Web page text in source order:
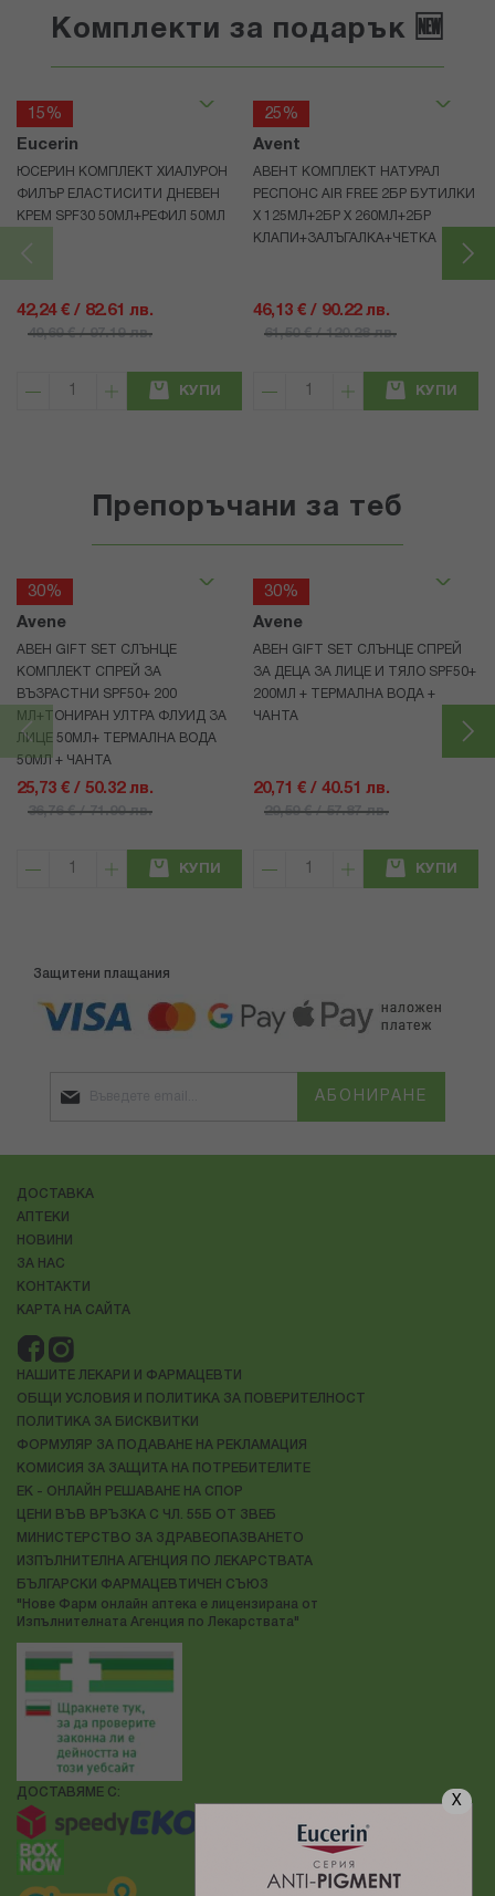
X
Комплекти за подарък 🆕
15%
Eucerin
ЮСЕРИН КОМПЛЕКТ ХИАЛУРОН
ФИЛЪР ЕЛАСТИСИТИ ДНЕВЕН
КРЕМ SPF30 50МЛ+РЕФИЛ 50МЛ
42,24 € / 82.61 лв.
49,69 € / 97.19 лв.
КУПИ
25%
Avent
АВЕНТ КОМПЛЕКТ НАТУРАЛ
РЕСПОНС AIR FREE 2БР БУТИЛКИ
Х 125МЛ+2БР Х 260МЛ+2БР
КЛАПИ+ЗАЛЪГАЛКА+ЧЕТКА
46,13 € / 90.22 лв.
61,50 € / 120.28 лв.
КУПИ
Препоръчани за теб
30%
Avene
АВЕН GIFT SET СЛЪНЦЕ
КОМПЛЕКТ СПРЕЙ ЗА
ВЪЗРАСТНИ SPF50+ 200
МЛ+ТОНИРАН УЛТРА ФЛУИД ЗА
ЛИЦЕ 50МЛ+ ТЕРМАЛНА ВОДА
50МЛ + ЧАНТА
25,73 € / 50.32 лв.
36,76 € / 71.90 лв.
КУПИ
30%
Avene
АВЕН GIFT SET СЛЪНЦЕ СПРЕЙ
ЗА ДЕЦА ЗА ЛИЦЕ И ТЯЛО SPF50+
200МЛ + ТЕРМАЛНА ВОДА +
ЧАНТА
20,71 € / 40.51 лв.
29,59 € / 57.87 лв.
КУПИ
Защитени плащания
АБОНИРАНЕ
ДОСТАВКА
АПТЕКИ
НОВИНИ
ЗА НАС
КОНТАКТИ
КАРТА НА САЙТА
НАШИТЕ ЛЕКАРИ И ФАРМАЦЕВТИ
ОБЩИ УСЛОВИЯ И ПОЛИТИКА ЗА ПОВЕРИТЕЛНОСТ
ПОЛИТИКА ЗА БИСКВИТКИ
ФОРМУЛЯР ЗА ПОДАВАНЕ НА РЕКЛАМАЦИЯ
КОМИСИЯ ЗА ЗАЩИТА НА ПОТРЕБИТЕЛИТЕ
ЕК - ОНЛАЙН РЕШАВАНЕ НА СПОР
ЦЕНИ ВЪВ ВРЪЗКА С ЧЛ. 55Б ОТ ЗВЕБ
МИНИСТЕРСТВО ЗА ЗДРАВЕОПАЗВАНЕТО
ИЗПЪЛНИТЕЛНА АГЕНЦИЯ ПО ЛЕКАРСТВАТА
БЪЛГАРСКИ ФАРМАЦЕВТИЧЕН СЪЮЗ
"Нове Фарм онлайн аптека е лицензирана от
Изпълнителната Агенция по Лекарствата"
ДОСТАВЯМЕ С: